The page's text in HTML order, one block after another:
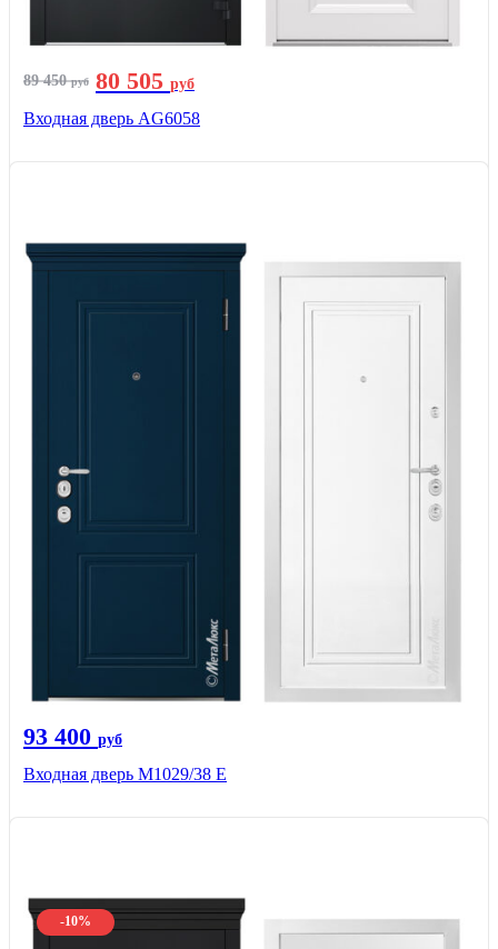
89 450руб 80 505 руб
Входная дверь AG6058
93 400 руб
Входная дверь М1029/38 E
-10%